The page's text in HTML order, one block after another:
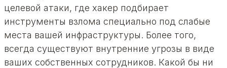
целевой атаки, где хакер подбирает
инструменты взлома специально под слабые
места вашей инфраструктуры. Более того,
всегда существуют внутренние угрозы в виде
ваших собственных сотрудников. Какой бы ни